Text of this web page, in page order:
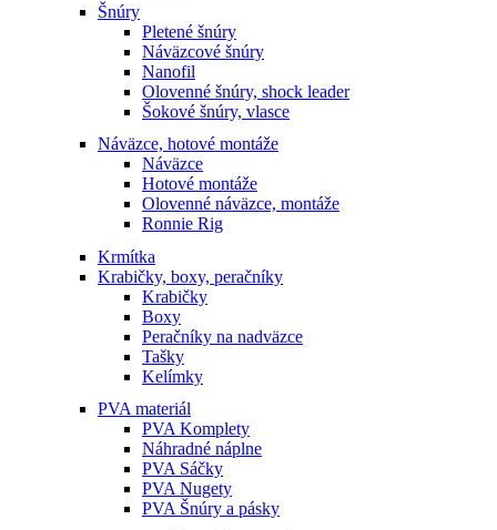
Šnúry
Pletené šnúry
Náväzcové šnúry
Nanofil
Olovenné šnúry, shock leader
Šokové šnúry, vlasce
Náväzce, hotové montáže
Náväzce
Hotové montáže
Olovenné náväzce, montáže
Ronnie Rig
Krmítka
Krabičky, boxy, peračníky
Krabičky
Boxy
Peračníky na nadväzce
Tašky
Kelímky
PVA materiál
PVA Komplety
Náhradné náplne
PVA Sáčky
PVA Nugety
PVA Šnúry a pásky